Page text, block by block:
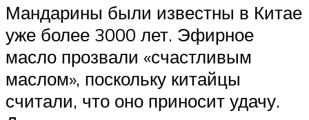
Мандарины были известны в Китае
уже более 3000 лет. Эфирное
масло прозвали «счастливым
маслом», поскольку китайцы
считали, что оно приносит удачу.